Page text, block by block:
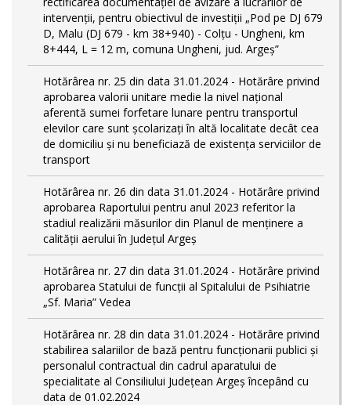
intervenții, pentru obiectivul de investiții „Pod pe DJ 679
D, Malu (DJ 679 - km 38+940) - Colțu - Ungheni, km
8+444, L = 12 m, comuna Ungheni, jud. Argeș”
Hotărârea nr. 25 din data 31.01.2024 - Hotărâre privind
aprobarea valorii unitare medie la nivel național
aferentă sumei forfetare lunare pentru transportul
elevilor care sunt şcolarizați în altă localitate decât cea
de domiciliu şi nu beneficiază de existența serviciilor de
transport
Hotărârea nr. 26 din data 31.01.2024 - Hotărâre privind
aprobarea Raportului pentru anul 2023 referitor la
stadiul realizării măsurilor din Planul de menținere a
calității aerului în Județul Argeș
Hotărârea nr. 27 din data 31.01.2024 - Hotărâre privind
aprobarea Statului de funcţii al Spitalului de Psihiatrie
„Sf. Maria” Vedea
Hotărârea nr. 28 din data 31.01.2024 - Hotărâre privind
stabilirea salariilor de bază pentru funcționarii publici și
personalul contractual din cadrul aparatului de
specialitate al Consiliului Județean Argeș începând cu
data de 01.02.2024